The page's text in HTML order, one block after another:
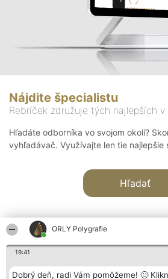
ORLY Polygrafie
19:41
Dobrý deň, radi Vám pomôžeme! 🙂
Nájdite špecialistu
Rebríček združuje tých najlepších
Hľadáte odborníka vo svojom okolí?
vyhľadávač. Využívajte len tie najlepšie
Hľadať
Organizátor hodnotenia Hodnotenie